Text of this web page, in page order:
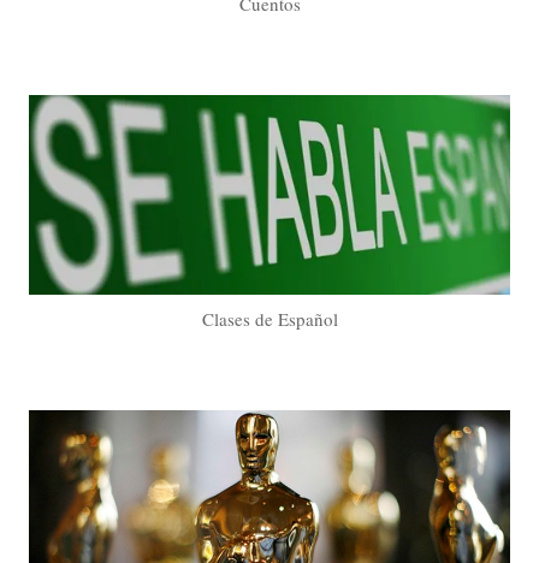
Clases de Español